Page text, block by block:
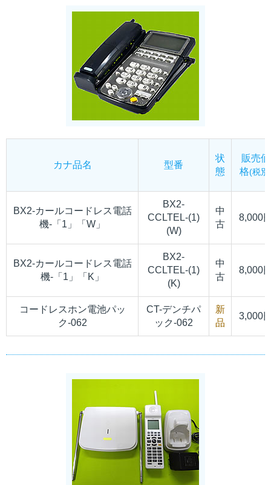
カナ品名 型番
状
態
販売価
格(税別
BX2-カールコードレス電話
機-「1」「W」
BX2-
CCLTEL-(1)
(W)
中
古
8,000
BX2-カールコードレス電話
機-「1」「K」
BX2-
CCLTEL-(1)
(K)
中
古
8,000
コードレスホン電池パッ
ク-062
CT-デンチパ
ック-062
新
品
3,000